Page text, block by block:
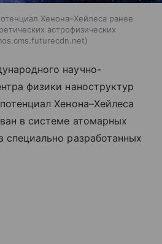
Хенона–Хейлеса ранее
астрофизических
научно-
физики наноструктур
Хенона–Хейлеса
в системе атомарных
разработанных